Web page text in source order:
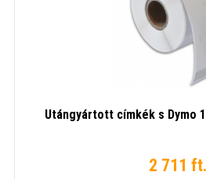
Utángyártott címkék s Dymo
2 711 ft.